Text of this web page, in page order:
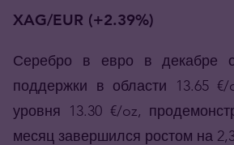
XAG/EUR (+2.39%)
Серебро в евро в декабре
поддержки в области 13.65 €/
уровня 13.30 €/oz,
месяц завершился ростом на